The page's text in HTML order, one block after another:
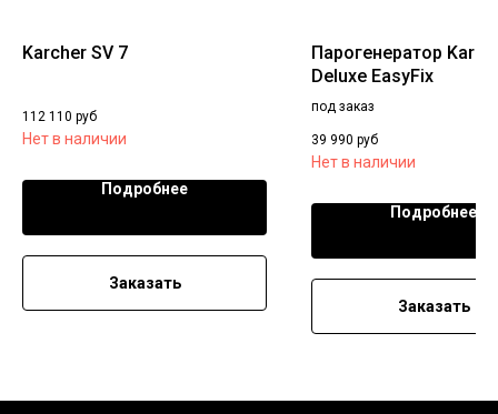
Karcher SV 7
112 110 руб
Нет в наличии
Подробнее
Заказать
Парогенератор
Deluxe EasyFix
под заказ
39 990 руб
Нет в наличии
Подробнее
Заказать